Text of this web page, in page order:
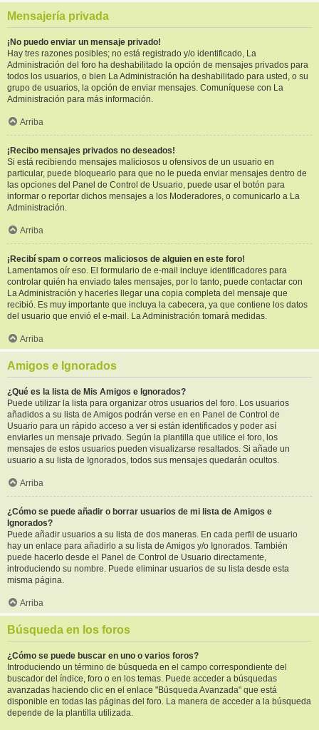
Mensajería privada
¡No puedo enviar un mensaje privado!
Hay tres razones posibles; no está registrado y/o identificado, La
Administración del foro ha deshabilitado la opción de mensajes privados para
todos los usuarios, o bien La Administración ha deshabilitado para usted, o su
grupo de usuarios, la opción de enviar mensajes. Comuníquese con La
Administración para más información.
Arriba
¡Recibo mensajes privados no deseados!
Si está recibiendo mensajes maliciosos u ofensivos de un usuario en
particular, puede bloquearlo para que no le pueda enviar mensajes dentro de
las opciones del Panel de Control de Usuario, puede usar el botón para
informar o reportar dichos mensajes a los Moderadores, o comunicarlo a La
Administración.
Arriba
¡Recibí spam o correos maliciosos de alguien en este foro!
Lamentamos oír eso. El formulario de e-mail incluye identificadores para
controlar quién ha enviado tales mensajes, por lo tanto, puede contactar con
La Administración y hacerles llegar una copia completa del mensaje que
recibió. Es muy importante que incluya la cabecera, ya que contiene los datos
del usuario que envió el e-mail. La Administración tomará medidas.
Arriba
Amigos e Ignorados
¿Qué es la lista de Mis Amigos e Ignorados?
Puede utilizar la lista para organizar otros usuarios del foro. Los usuarios
añadidos a su lista de Amigos podrán verse en en Panel de Control de
Usuario para un rápido acceso a ver si están identificados y poder así
enviarles un mensaje privado. Según la plantilla que utilice el foro, los
mensajes de estos usuarios pueden visualizarse resaltados. Si añade un
usuario a su lista de Ignorados, todos sus mensajes quedarán ocultos.
Arriba
¿Cómo se puede añadir o borrar usuarios de mi lista de Amigos e
Ignorados?
Puede añadir usuarios a su lista de dos maneras. En cada perfil de usuario
hay un enlace para añadirlo a su lista de Amigos y/o Ignorados. También
puede hacerlo desde el Panel de Control de Usuario directamente,
introduciendo su nombre. Puede eliminar usuarios de su lista desde esta
misma página.
Arriba
Búsqueda en los foros
¿Cómo se puede buscar en uno o varios foros?
Introduciendo un término de búsqueda en el campo correspondiente del
buscador del índice, foro o en los temas. Puede acceder a búsquedas
avanzadas haciendo clic en el enlace "Búsqueda Avanzada" que está
disponible en todas las páginas del foro. La manera de acceder a la búsqueda
depende de la plantilla utilizada.